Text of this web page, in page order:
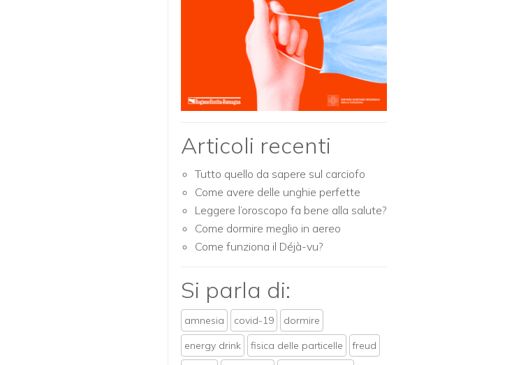
Articoli recenti
Tutto quello da sapere sul carciofo
Come avere delle unghie perfette
Leggere l’oroscopo fa bene alla salute?
Come dormire meglio in aereo
Come funziona il Déjà-vu?
Si parla di:
amnesia covid-19
dormire
energy drink
fisica delle particelle
freud